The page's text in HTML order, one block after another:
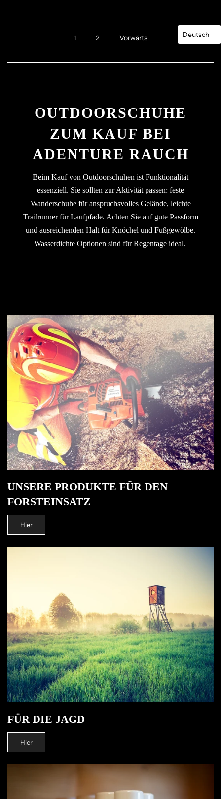
1 2 Vorwärts
OUTDOORSCHUHE
ZUM KAUF BEI
ADENTURE RAUCH
Beim Kauf von Outdoorschuhen ist Funktionalität
essenziell. Sie sollten zur Aktivität passen: feste
Wanderschuhe für anspruchsvolles Gelände, leichte
Trailrunner für Laufpfade. Achten Sie auf gute Passform
und ausreichenden Halt für Knöchel und Fußgewölbe.
Wasserdichte Optionen sind für Regentage ideal.
UNSERE PRODUKTE FÜR DEN
FORSTEINSATZ
Hier
FÜR DIE JAGD
Hier
Deutsch
Ihrer Wunschliste hinzuzufügen und Ihre zuvor
gespeicherten Artikel anzuzeigen.